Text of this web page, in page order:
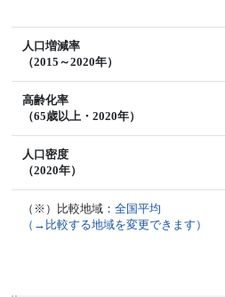
人口増減率
（2015～2020年）
高齢化率
（65歳以上・2020年）
人口密度
（2020年）
（※）比較地域：全国平均
（→比較する地域を変更できます）